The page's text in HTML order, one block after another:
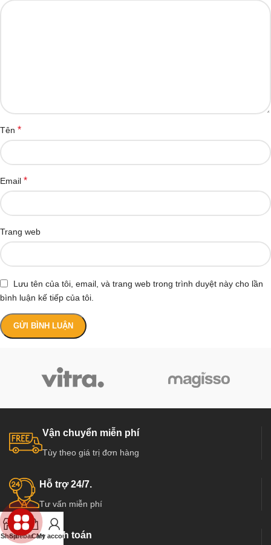
Tên *
Email *
Trang web
Lưu tên của tôi, email, và trang web trong trình duyệt này cho lần
bình luận kế tiếp của tôi.
Vận chuyển miễn phí
Tùy theo giá trị đơn hàng
Hỗ trợ 24/7.
Tư vấn miễn phí
Thanh toán
ShopSidebarCart
My account